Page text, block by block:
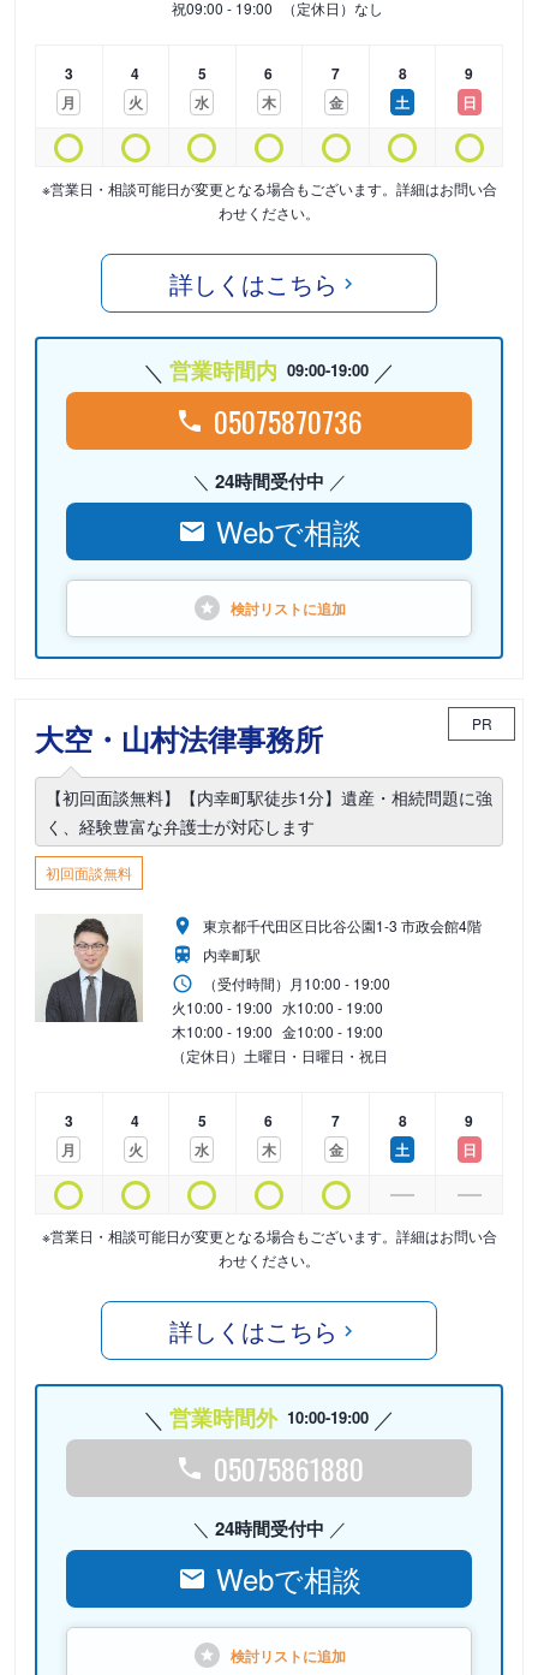
祝09:00 - 19:00 （定休日）なし
3
月
4
火
5
水
6
木
7
金
8
土
9
日
※営業日・相談可能日が変更となる場合もございます。詳細はお問い合
わせください。
詳しくはこちら
営業時間内 09:00-19:00
05075870736
24時間受付中
Webで相談
検討リストに追加
大空・山村法律事務所 PR
【初回面談無料】【内幸町駅徒歩1分】遺産・相続問題に強
く、経験豊富な弁護士が対応します
初回面談無料
東京都千代田区日比谷公園1-3 市政会館4階
内幸町駅
（受付時間） 月10:00 - 19:00
火10:00 - 19:00 水10:00 - 19:00
木10:00 - 19:00 金10:00 - 19:00
（定休日）土曜日・日曜日・祝日
3
月
4
火
5
水
6
木
7
金
8
土
9
日
※営業日・相談可能日が変更となる場合もございます。詳細はお問い合
わせください。
詳しくはこちら
営業時間外 10:00-19:00
05075861880
24時間受付中
Webで相談
検討リストに追加